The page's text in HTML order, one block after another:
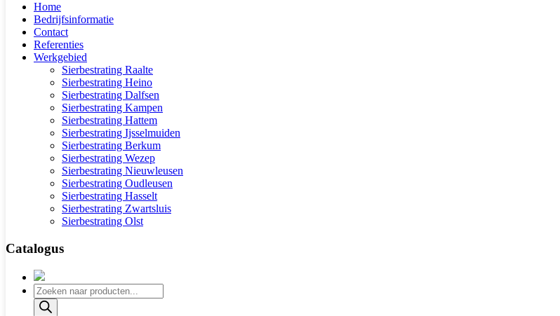
Home
Bedrijfsinformatie
Contact
Referenties
Werkgebied
Sierbestrating Raalte
Sierbestrating Heino
Sierbestrating Dalfsen
Sierbestrating Kampen
Sierbestrating Hattem
Sierbestrating Ijsselmuiden
Sierbestrating Berkum
Sierbestrating Wezep
Sierbestrating Nieuwleusen
Sierbestrating Oudleusen
Sierbestrating Hasselt
Sierbestrating Zwartsluis
Sierbestrating Olst
Catalogus
Producten
zoeken